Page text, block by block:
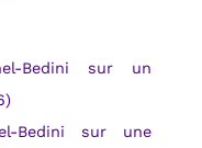
Bedini sur un
Bedini sur une